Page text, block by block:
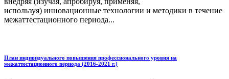
используя) инновационные технологии и методики в течение
межаттестационного периода...
План индивидуального повышения профессионального уровня на
межаттестационного периода (2016-2021 г.)